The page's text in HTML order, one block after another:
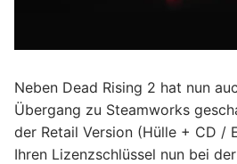
Neben Dead Rising 2 hat nun
Übergang zu Steamworks
der Retail Version (Hülle + CD /
Ihren Lizenzschlüssel nun bei